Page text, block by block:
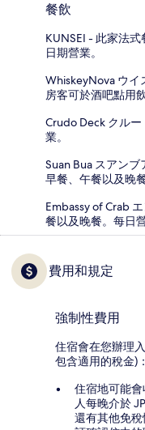
餐飲
KUNSEI - 此家法
日期營業。
WhiskeyNova ウイ
房客可於酒吧點用
Crudo Deck クル
業。
Suan Bua スアン
早餐、午餐以及晚
Embassy of Crab
餐以及晚餐。每日營
費用和規定
強制性費用
住宿會在您辦理
包含適用的稅金)：
住宿地可能會
人每晚介於
還有其他免